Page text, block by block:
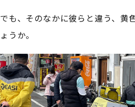
でも、そのなかに彼らと違う、黄
ょうか。